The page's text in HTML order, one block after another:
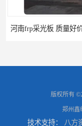
郑州楼层板厂家
版权所有
郑州鑫
技术支持： 八方